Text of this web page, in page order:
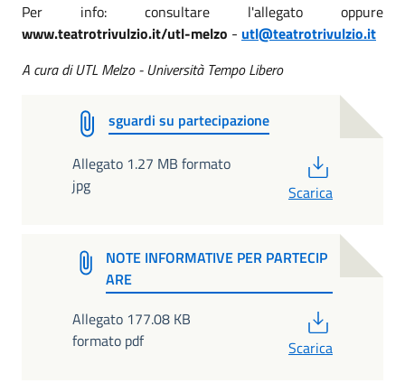
Per info: consultare l'allegato oppure
www.teatrotrivulzio.it/utl-melzo - utl@teatrotrivulzio.it
A cura di UTL Melzo - Università Tempo Libero
sguardi su partecipazione
Allegato 1.27 MB formato
jpg
Scarica
NOTE INFORMATIVE PER PARTECIP
ARE
Allegato 177.08 KB
formato pdf
Scarica